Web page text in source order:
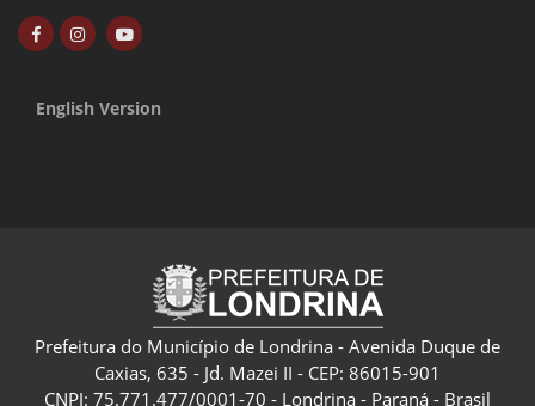
English Version
Prefeitura do Município de Londrina - Avenida Duque de
Caxias, 635 - Jd. Mazei II - CEP: 86015-901
CNPJ: 75.771.477/0001-70 - Londrina - Paraná - Brasil